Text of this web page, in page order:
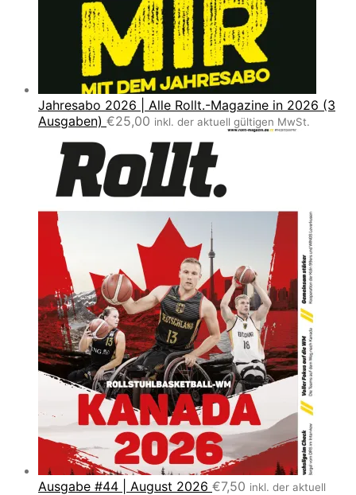
Jahresabo 2026 | Alle Rollt.-Magazine in 2026 (3
Ausgaben) €25,00 inkl. der aktuell gültigen MwSt.
Ausgabe #44 | August 2026 €7,50 inkl. der aktuell